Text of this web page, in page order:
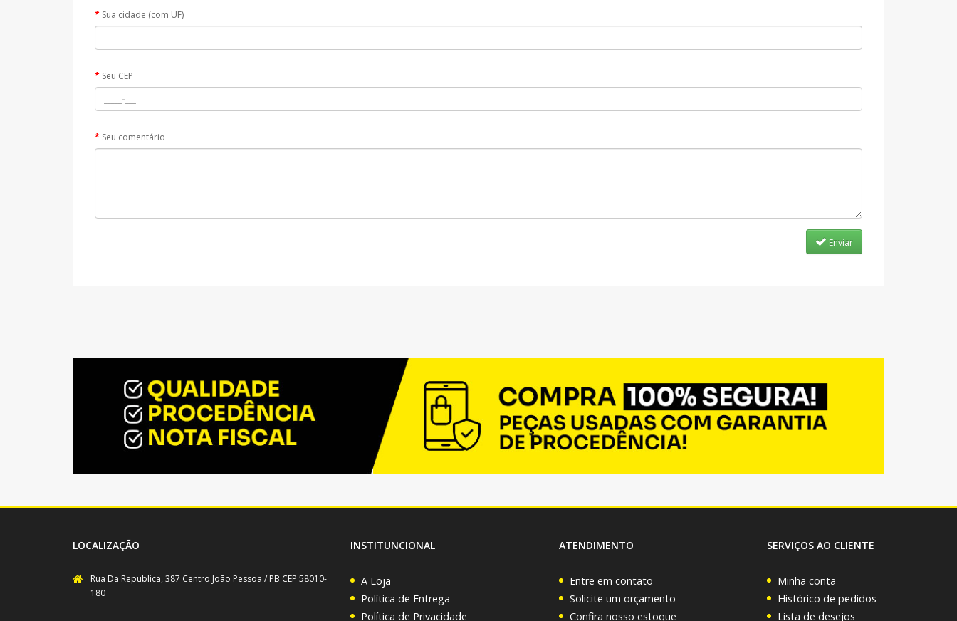
Sua cidade (com UF)
Seu CEP
Seu comentário
Enviar
LOCALIZAÇÃO
Rua Da Republica, 387 Centro João Pessoa / PB CEP 58010-
180
INSTITUNCIONAL
A Loja
Política de Entrega
Política de Privacidade
ATENDIMENTO
Entre em contato
Solicite um orçamento
Confira nosso estoque
SERVIÇOS AO CLIENTE
Minha conta
Histórico de pedidos
Lista de desejos